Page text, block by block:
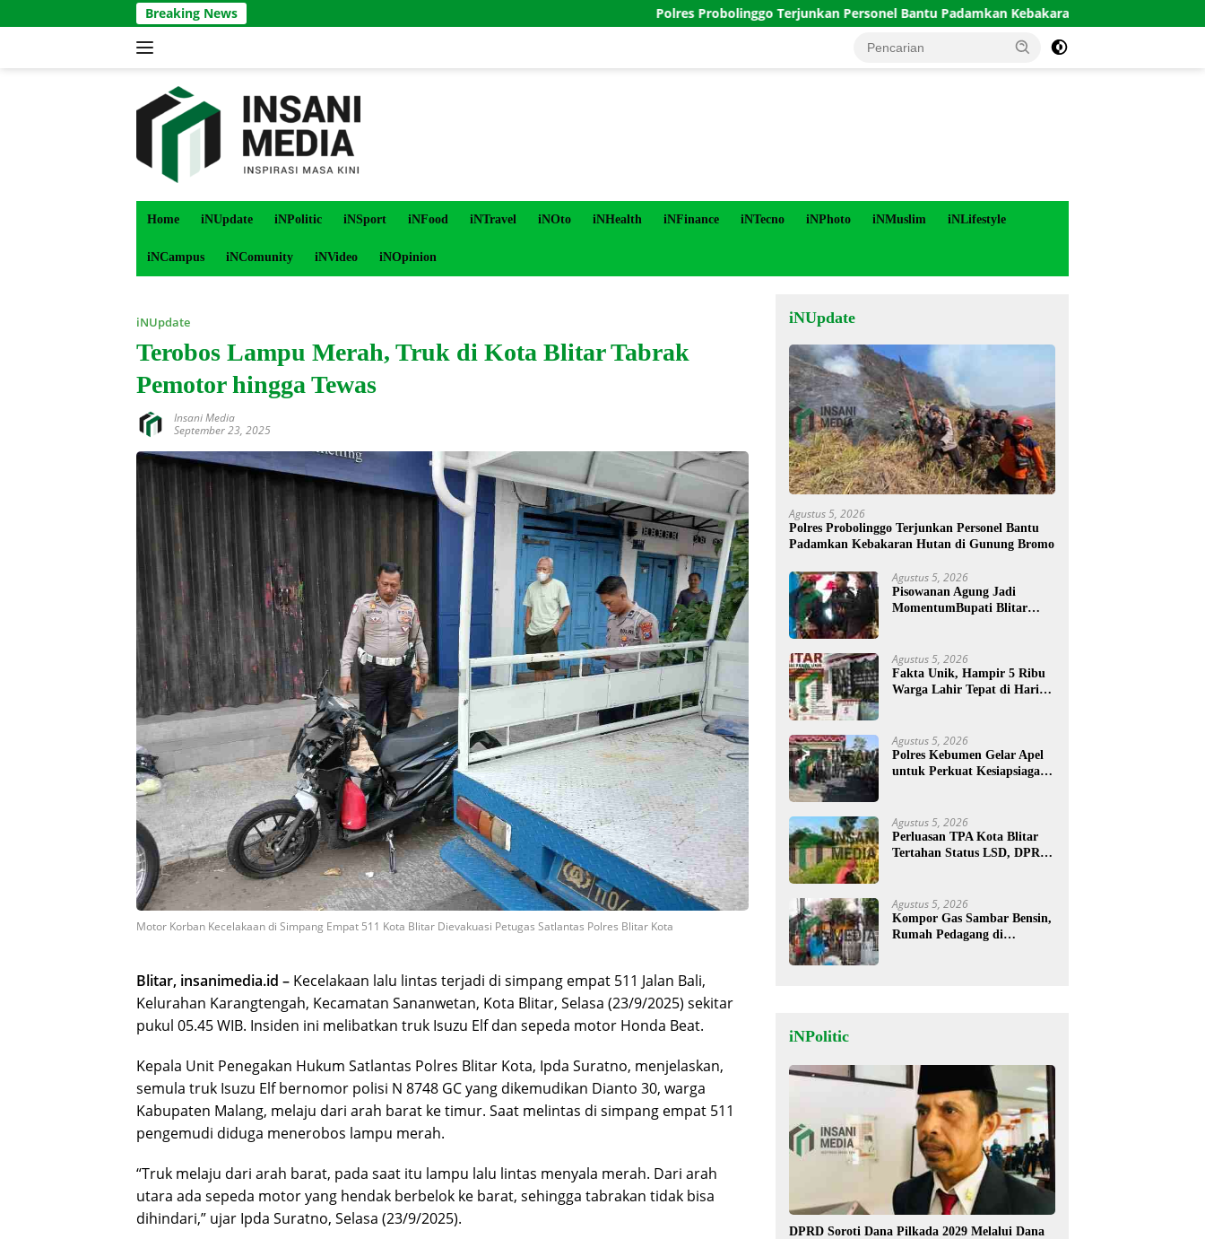
ke
Breaking News Polres Probolinggo Terjunkan Personel Bantu Padamkan Kebakaran Hutan di Gunung Bromo
Home iNUpdate iNPolitic iNSport iNFood iNTravel iNOto iNHealth iNFinance iNTecno iNPhoto iNMuslim iNLifestyle
iNCampus iNComunity iNVideo iNOpinion
iNUpdate
Terobos Lampu Merah, Truk di Kota Blitar Tabrak
Pemotor hingga Tewas
Insani Media
September 23, 2025
Motor Korban Kecelakaan di Simpang Empat 511 Kota Blitar Dievakuasi Petugas Satlantas Polres Blitar Kota
Blitar, insanimedia.id – Kecelakaan lalu lintas terjadi di simpang empat 511 Jalan Bali,
Kelurahan Karangtengah, Kecamatan Sananwetan, Kota Blitar, Selasa (23/9/2025) sekitar
pukul 05.45 WIB. Insiden ini melibatkan truk Isuzu Elf dan sepeda motor Honda Beat.
Kepala Unit Penegakan Hukum Satlantas Polres Blitar Kota, Ipda Suratno, menjelaskan,
semula truk Isuzu Elf bernomor polisi N 8748 GC yang dikemudikan Dianto 30, warga
Kabupaten Malang, melaju dari arah barat ke timur. Saat melintas di simpang empat 511
pengemudi diduga menerobos lampu merah.
“Truk melaju dari arah barat, pada saat itu lampu lalu lintas menyala merah. Dari arah
utara ada sepeda motor yang hendak berbelok ke barat, sehingga tabrakan tidak bisa
dihindari,” ujar Ipda Suratno, Selasa (23/9/2025).
iNUpdate
Agustus 5, 2026
Polres Probolinggo Terjunkan Personel Bantu
Padamkan Kebakaran Hutan di Gunung Bromo
Agustus 5, 2026
Pisowanan Agung Jadi
MomentumBupati Blitar
Kesejahteraan Warga
Agustus 5, 2026
Fakta Unik, Hampir 5 Ribu
Warga Lahir Tepat di Hari
Agustus 5, 2026
Polres Kebumen Gelar Apel
untuk Perkuat Kesiapsiagaan
Agustus 5, 2026
Perluasan TPA Kota Blitar
Tertahan Status LSD, DPRD
Agustus 5, 2026
Kompor Gas Sambar Bensin,
Rumah Pedagang di
iNPolitic
DPRD Soroti Dana Pilkada 2029 Melalui Dana